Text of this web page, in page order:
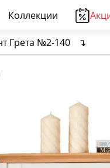
Коллекции
Грета №2-140 ↴